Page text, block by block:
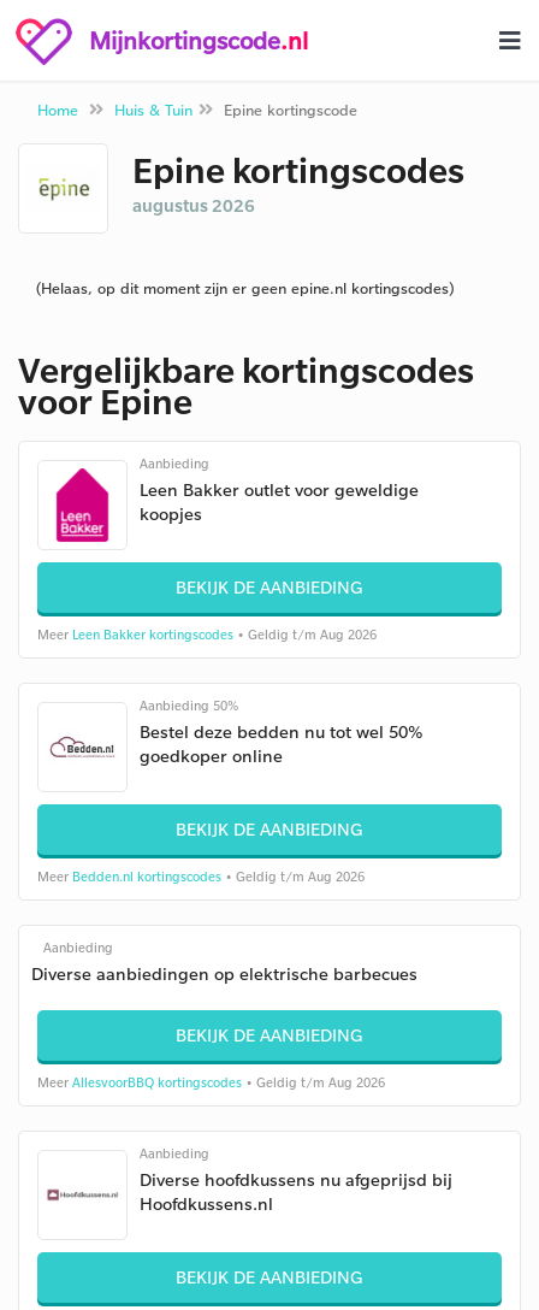
Mijnkortingscode.nl
Home Huis & Tuin Epine kortingscode
Epine kortingscodes
augustus 2026
(Helaas, op dit moment zijn er geen epine.nl kortingscodes)
Vergelijkbare kortingscodes
voor Epine
Aanbieding
Leen Bakker outlet voor geweldige
koopjes
BEKIJK DE AANBIEDING
Meer Leen Bakker kortingscodes • Geldig t/m Aug 2026
Aanbieding 50%
Bestel deze bedden nu tot wel 50%
goedkoper online
BEKIJK DE AANBIEDING
Meer Bedden.nl kortingscodes • Geldig t/m Aug 2026
Aanbieding
Diverse aanbiedingen op elektrische barbecues
BEKIJK DE AANBIEDING
Meer AllesvoorBBQ kortingscodes • Geldig t/m Aug 2026
Aanbieding
Diverse hoofdkussens nu afgeprijsd bij
Hoofdkussens.nl
BEKIJK DE AANBIEDING